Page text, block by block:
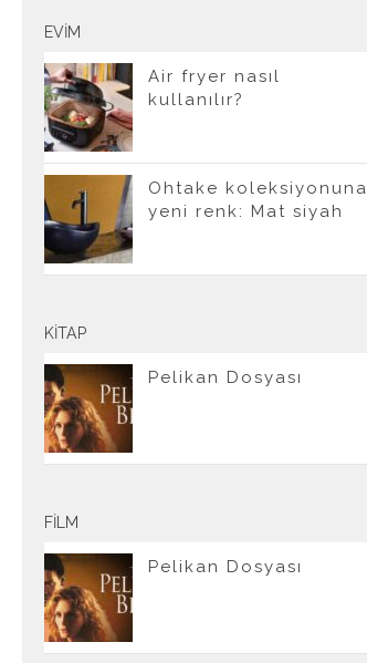
EVIM
Air fryer nasıl
kullanılır?
Ohtake koleksiyonuna
yeni renk: Mat siyah
KITAP
Pelikan Dosyası
FILM
Pelikan Dosyası